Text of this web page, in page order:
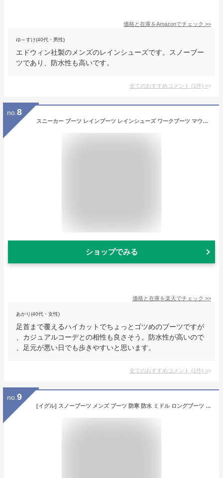
価格と在庫をAmazonでチェック >>
ゆ～すけ(40代・男性)
エドウィン社製のメンズのレインシューズです。スノーブー
ツであり、防水性も高いです。
全てのおすすめコメント (1件) >
no. 8
スニーカー ブーツ レインブーツ レインシューズ ワークブーツ マウンテンブーツ ショートブーツ メンズ edwin 防水 防滑 雨 雪 おしゃれ メンズ靴 紳士靴 靴 靴靴パワー
ショップでみる
価格と在庫を楽天でチェック >>
あかり(40代・女性)
足首まで覆えるハイカットでちょっとゴツめのブーツですが
、カジュアルコーデとの相性も良さそう。防水性が高いので
、足元が悪い日でも歩きやすいと思います。
全てのおすすめコメント (1件) >
no. 9
[イグル] スノーブーツ メンズ ブーツ 防寒 防水 ミドル ロングブーツ 防滑 ウィンターブーツ カジュアル メンズ ワークブーツ マウンテンブーツ 灰色 裏ボア 冬 秋 あったか 雪 24.0cm 靴 メンズ ブーツ エンジニアブーツ 通勤 通学 アウトドア